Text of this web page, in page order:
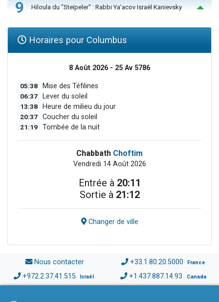
9 Hiloula du "Steïpeler" : Rabbi Ya’acov Israël Kanievsky
Horaires pour Columbus
8 Août 2026 - 25 Av 5786
05:38 Mise des Téfilines
06:37 Lever du soleil
13:38 Heure de milieu du jour
20:37 Coucher du soleil
21:19 Tombée de la nuit
Chabbath Choftim
Vendredi 14 Août 2026
Entrée à 20:11
Sortie à 21:12
Changer de ville
Nous contacter +33.1.80.20.5000 France
+972.2.37.41.515 Israël +1.437.887.14.93 Canada